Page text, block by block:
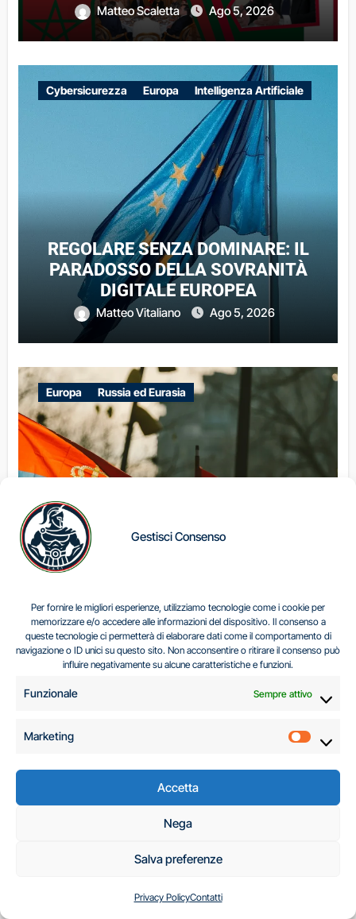
Gestisci Consenso
Per fornire le migliori esperienze, utilizziamo tecnologie come i cookie per
memorizzare e/o accedere alle informazioni del dispositivo. Il consenso a
queste tecnologie ci permetterà di elaborare dati come il comportamento di
navigazione o ID unici su questo sito. Non acconsentire o ritirare il consenso può
influire negativamente su alcune caratteristiche e funzioni.
Funzionale Sempre attivo
Marketing
Accetta
Nega
Salva preferenze
Privacy PolicyContatti
Matteo Scaletta Ago 5, 2026
Cybersicurezza Europa Intelligenza Artificiale
REGOLARE SENZA DOMINARE: IL
PARADOSSO DELLA SOVRANITÀ
DIGITALE EUROPEA
Matteo Vitaliano Ago 5, 2026
Europa Russia ed Eurasia
Gennaro Maria Di Lucia Ago 3, 2026
Lascia un commento
Devi essere per inviare un commento.
Potrebbe interessarti anche